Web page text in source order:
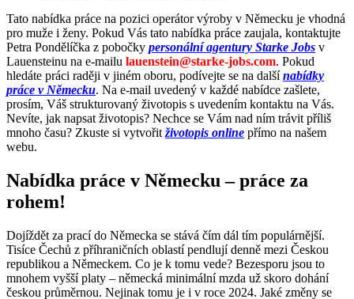
Tato nabídka práce na pozici operátor výroby v Německu je vhodná
pro muže i ženy. Pokud Vás tato nabídka práce zaujala, kontaktujte
Petra Pondělíčka z pobočky personální agentury Starke Jobs v
Lauensteinu na e-mailu lauenstein@starke-jobs.com. Pokud
hledáte práci raději v jiném oboru, podívejte se na dalšínabídky
práce v Německu. Na e-mail uvedený v každé nabídce zašlete,
prosím, Váš strukturovaný životopis s uvedením kontaktu na Vás.
Nevíte, jak napsat životopis? Nechce se Vám nad ním trávit příliš
mnoho času? Zkuste si vytvořit životopis online přímo na našem
webu.
Nabídka práce v Německu – práce za
rohem!
Dojíždět za prací do Německa se stává čím dál tím populárnější.
Tisíce Čechů z příhraničních oblastí pendlují denně mezi Českou
republikou a Německem. Co je k tomu vede? Bezesporu jsou to
mnohem vyšší platy – německá minimální mzda už skoro dohání
českou průměrnou. Nejinak tomu je i v roce 2024. Jaké změny se